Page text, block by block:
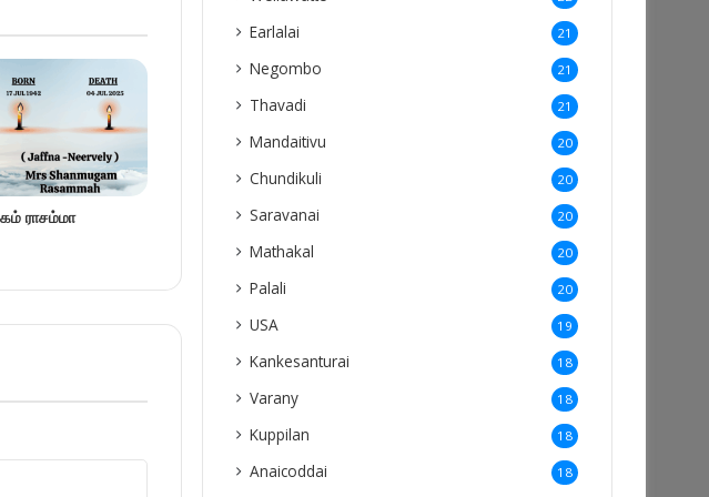
Earlalai 21
Negombo 21
Thavadi 21
Mandaitivu 20
Chundikuli 20
Saravanai 20
Mathakal 20
Palali 20
USA 19
Kankesanturai 18
Varany 18
Kuppilan 18
Anaicoddai 18